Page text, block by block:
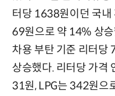
터당 1638원이던 국내
69원으로 약 14% 상
차용 부탄 기준 리터
상승했다. 리터당 가격
31원, LPG는 342원으